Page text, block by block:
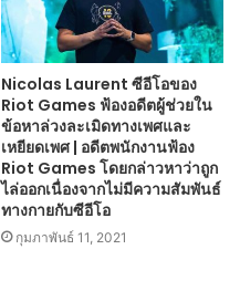
Nicolas Laurent ซีอีโอของ
Riot Games ฟ้องอดีตผู้ช่วยใน
ข้อหาล่วงละเมิดทางเพศและ
เหยียดเพศ | อดีตพนักงานฟ้อง
Riot Games โดยกล่าวหาว่าถูก
ไล่ออกเนื่องจากไม่มีความสัมพันธ์
ทางกายกับซีอีโอ
กุมภาพันธ์ 11, 2021